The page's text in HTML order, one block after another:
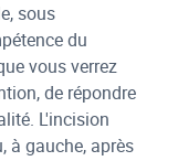
sous
du
vous verrez
de répondre
L'incision
à gauche, après